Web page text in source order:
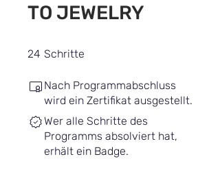
TO JEWELRY
24 Schritte
Nach Programmabschluss
wird ein Zertifikat ausgestellt.
Wer alle Schritte des
Programms absolviert hat,
erhält ein Badge.